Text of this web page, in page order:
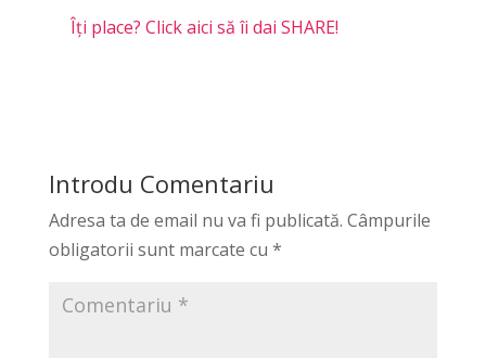
Îți place? Click aici să îi dai SHARE!
Introdu Comentariu
Adresa ta de email nu va fi publicată. Câmpurile
obligatorii sunt marcate cu *